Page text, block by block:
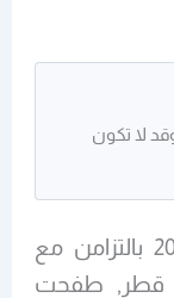
وقد لا تكون
في شهر كانون الأول/ديسمبر 2022 بالتزامن مع
قطر, طفحت